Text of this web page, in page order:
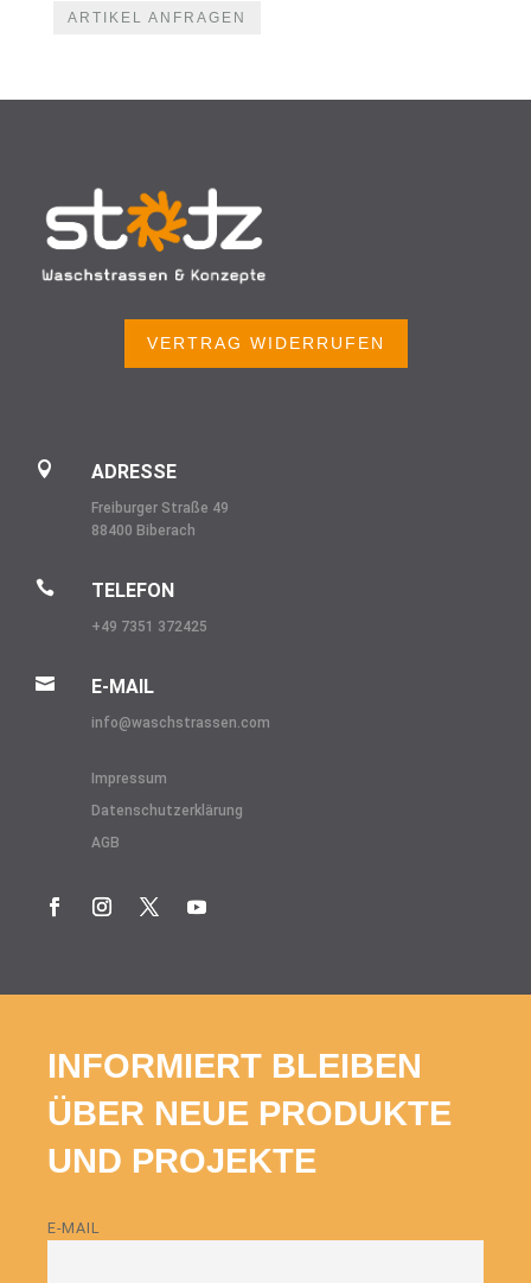
ARTIKEL ANFRAGEN
VERTRAG WIDERRUFEN
 ADRESSE
Freiburger Straße 49
88400 Biberach
 TELEFON
+49 7351 372425
 E-MAIL
info@waschstrassen.com
Impressum
Datenschutzerklärung
AGB
INFORMIERT BLEIBEN
ÜBER NEUE PRODUKTE
UND PROJEKTE
E-MAIL